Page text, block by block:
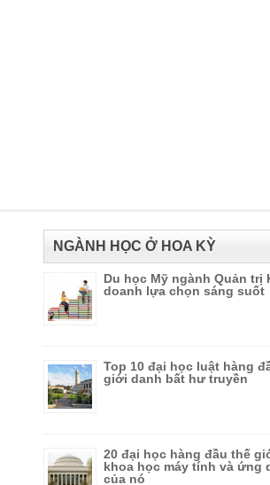
NGÀNH HỌC Ở HOA KỲ
Du học Mỹ ngành Quản trị
doanh lựa chọn sáng suốt
Top 10 đại học luật hàng
giới danh bất hư truyền
20 đại học hàng đầu thế
khoa học máy tính và ứng
của nó